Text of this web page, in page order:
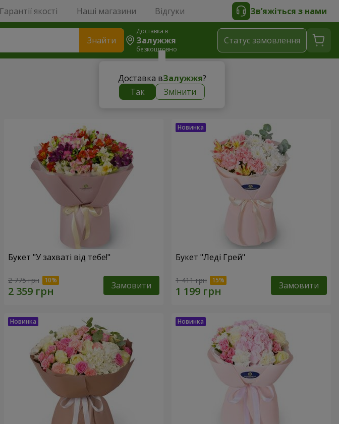
Гарантії якості Наші магазини Відгуки Зв’яжіться з нами
Знайти
Доставка в
Залужжя
безкоштовно
Доставка вЗалужжя?
Так
Змінити
Статус замовлення
Букет "У захваті від тебе!"
2 775 грн Замовити
Букет "Леді Грей"
1 411 грн Замовити